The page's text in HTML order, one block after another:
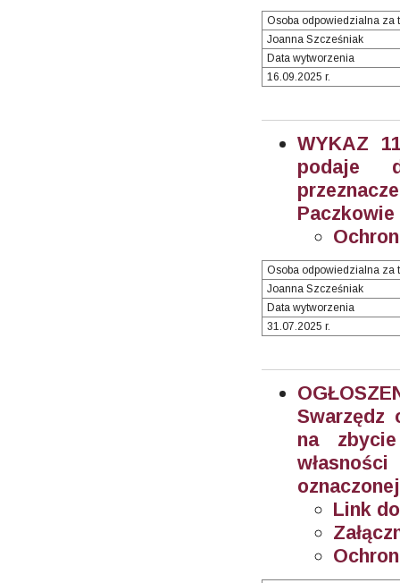
Osoba odpowiedzialna za
Joanna Szcześniak
Data wytworzenia
16.09.2025 r.
WYKAZ
podaje
Paczkowie
Osoba odpowiedzialna za
Joanna Szcześniak
Data wytworzenia
31.07.2025 r.
Swarzędz
na
Link